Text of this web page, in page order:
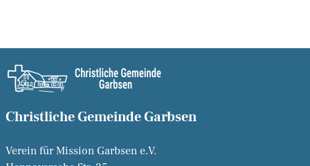
Christliche Gemeinde Garbsen
Verein für Mission Garbsen e.V.